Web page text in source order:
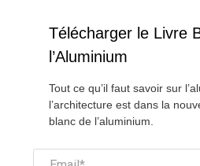
Télécharger le Livre
l’Aluminium
Tout ce qu’il faut savoir sur
l’architecture est dans la
blanc de l’aluminium.